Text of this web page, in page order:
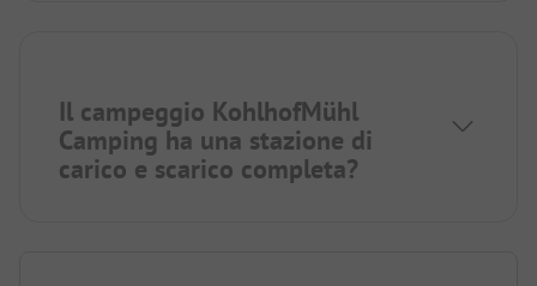
Il campeggio KohlhofMühl
Camping ha una stazione di
carico e scarico completa?